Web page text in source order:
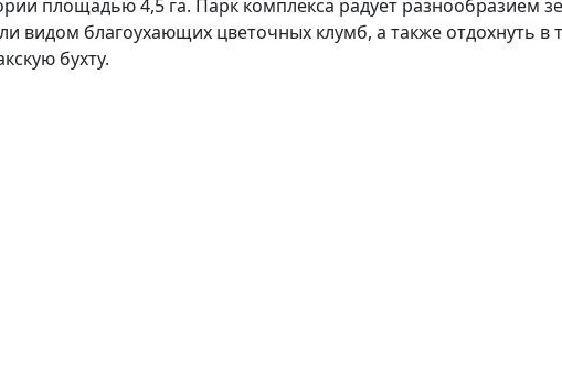
площадью 4,5 га. Парк комплекса радует разнообразием
видом благоухающих цветочных клумб, а также отдохнуть в
бухту.